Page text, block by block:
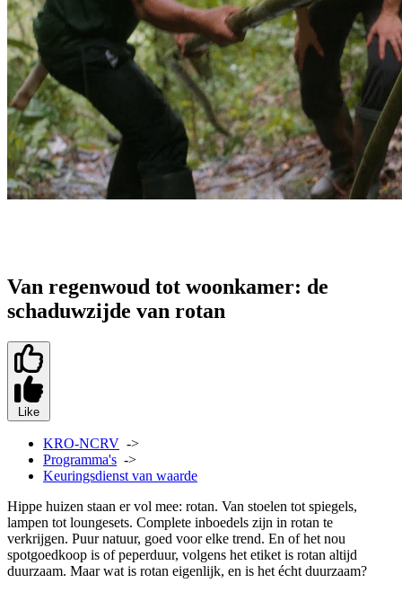
Van regenwoud tot woonkamer: de
schaduwzijde van rotan
Like
KRO-NCRV ->
Programma's ->
Keuringsdienst van waarde
Hippe huizen staan er vol mee: rotan. Van stoelen tot spiegels,
lampen tot loungesets. Complete inboedels zijn in rotan te
verkrijgen. Puur natuur, goed voor elke trend. En of het nou
spotgoedkoop is of peperduur, volgens het etiket is rotan altijd
duurzaam. Maar wat is rotan eigenlijk, en is het écht duurzaam?